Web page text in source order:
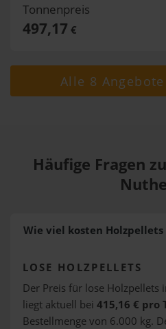
Tonnenpreis
497,17 €
Alle 8
Häufige Fragen
Wie viel kosten
LOSE HOLZPELLETS
Der Preis für lose Holzpellets
liegt aktuell bei 415,16 € pro
Bestellmenge von 6.000 kg.